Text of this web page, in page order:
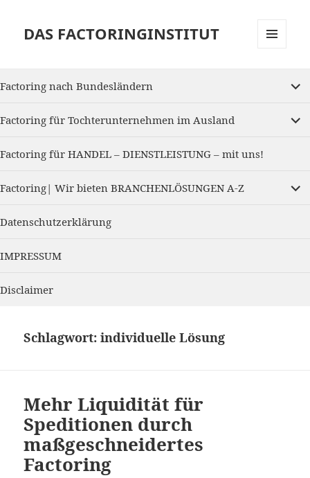
DAS FACTORINGINSTITUT
Factoring nach Bundesländern
child
Factoring für Tochterunternehmen im Ausland
child
Factoring für HANDEL – DIENSTLEISTUNG – mit uns!
Factoring| Wir bieten BRANCHENLÖSUNGEN A-Z
child
Datenschutzerklärung
IMPRESSUM
Disclaimer
Schlagwort:individuelle Lösung
Mehr Liquidität für
Speditionen durch
maßgeschneidertes
Factoring